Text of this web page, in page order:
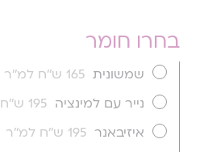
בחרו חומר
שמשונית 165 ש''ח למ''ר
נייר עם למינציה 195 ש''ח למ''ר
איזיבאנר 195 ש''ח למ''ר